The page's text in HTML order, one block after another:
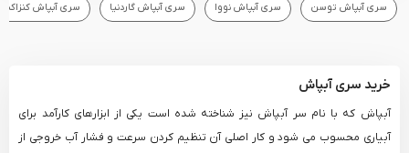
سری آبپاش توسن سری آبپاش نووا سری آبپاش گاردنیا سری آبپاش
خرید سری آبپاش
آبپاش که با نام سر آبپاش نیز شناخته شده است یکی از ابزارهای کارآمد برای
آبیاری محسوب می شود و کار اصلی آن تنظیم کردن سرعت و فشار آب خروجی از